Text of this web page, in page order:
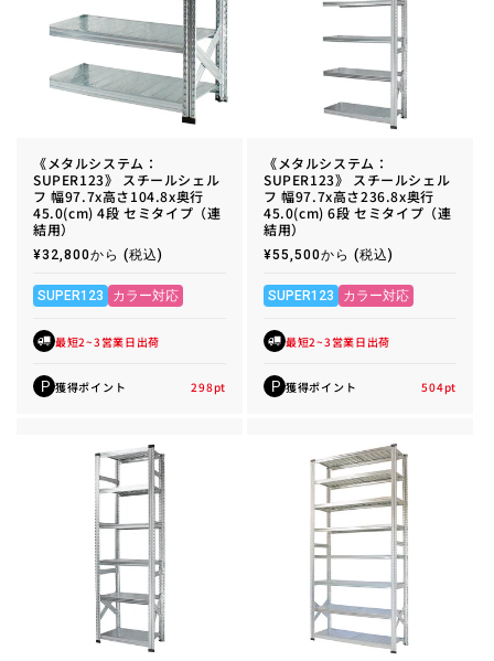
《メタルシステム：
SUPER123》 スチールシェル
フ 幅97.7x高さ104.8x奥行
45.0(cm) 4段 セミタイプ（連
結用）
通
価
格
¥32,800から (税込)
SUPER123 カラー対応
最短2~3営業日出荷
P 獲得ポイント 298pt
《メタルシステム：
SUPER123》 スチールシェル
フ 幅97.7x高さ236.8x奥行
45.0(cm) 6段 セミタイプ（連
結用）
通
価
格
¥55,500から (税込)
SUPER123 カラー対応
最短2~3営業日出荷
P 獲得ポイント 504pt